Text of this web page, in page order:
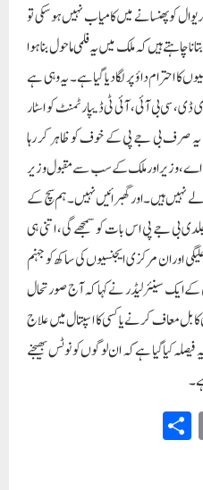
کو پھنسانے میں کامیاب نہیں ہوسکی تو
چاہتے ہیں کہ ملک میں یہ فلمی ماحول بنا ہوا
کا احترام داؤ پر لگا دیا گیا ہے۔ یہ وہی ہے
انتخابات 2024 میں ای ڈی، سی بی آئی، آئی ٹی ڈیپارٹمنٹ کو اسٹار
صرف بی جے پی کے خوف کو ظاہر کر رہا
اے، وزیر اور ملک کے سب سے مقبول وزیر
ہیں۔اور گھبرائیں نہیں۔ ہم سچ کے
بی جے پی اس بات کو سمجھے گی، اتنی ہی
اور ان مرکزی ایجنسیوں کی ساکھ کو جہنم
سینئر لیڈر نے کہا کہ آج صورتحال
بل معاف کرنے یا کسی کا اسپتال میں علاج
کیا گیا ہے کہ ان لوگوں کو نوٹس بھیجنے
E
m